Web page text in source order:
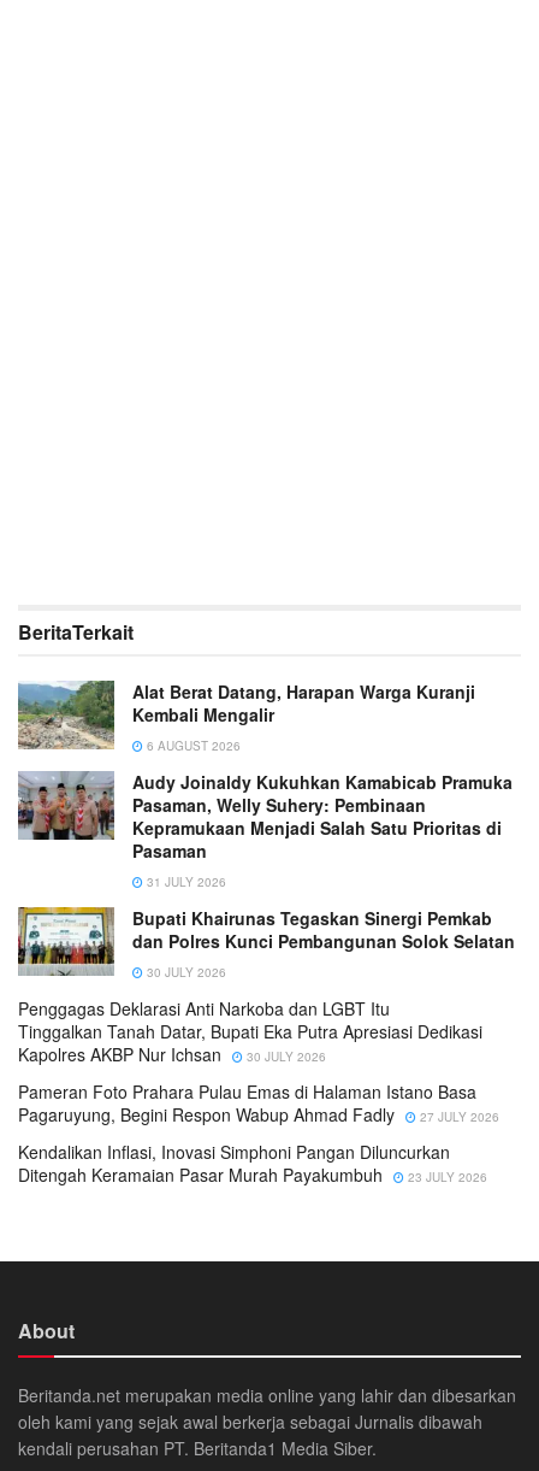
BeritaTerkait
Alat Berat Datang, Harapan Warga Kuranji
Kembali Mengalir
6 AUGUST 2026
Audy Joinaldy Kukuhkan Kamabicab Pramuka
Pasaman, Welly Suhery: Pembinaan
Kepramukaan Menjadi Salah Satu Prioritas di
Pasaman
31 JULY 2026
Bupati Khairunas Tegaskan Sinergi Pemkab
dan Polres Kunci Pembangunan Solok Selatan
30 JULY 2026
Penggagas Deklarasi Anti Narkoba dan LGBT Itu
Tinggalkan Tanah Datar, Bupati Eka Putra Apresiasi Dedikasi
Kapolres AKBP Nur Ichsan
30 JULY 2026
Pameran Foto Prahara Pulau Emas di Halaman Istano Basa
Pagaruyung, Begini Respon Wabup Ahmad Fadly
27 JULY 2026
Kendalikan Inflasi, Inovasi Simphoni Pangan Diluncurkan
Ditengah Keramaian Pasar Murah Payakumbuh
23 JULY 2026
About
Beritanda.net merupakan media online yang lahir dan dibesarkan
oleh kami yang sejak awal berkerja sebagai Jurnalis dibawah
kendali perusahan PT. Beritanda1 Media Siber.